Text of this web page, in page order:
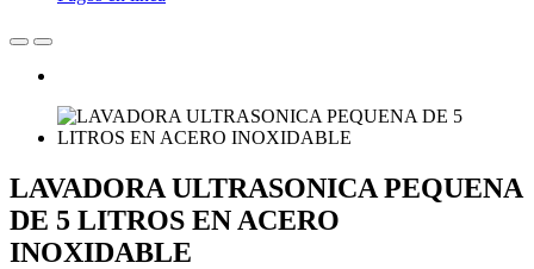
LAVADORA ULTRASONICA PEQUENA
DE 5 LITROS EN ACERO
INOXIDABLE